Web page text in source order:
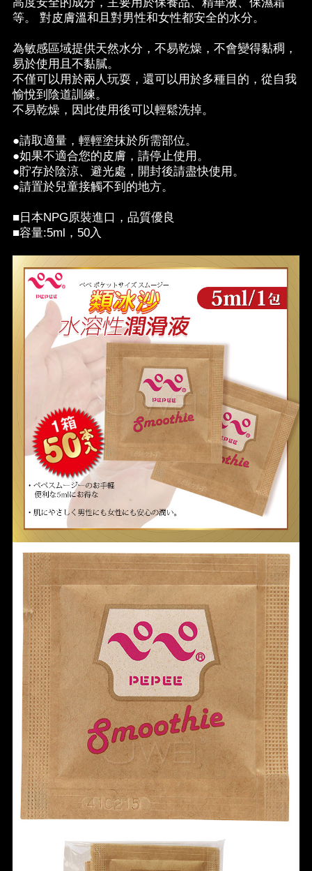
等。 對皮膚溫和且對男性和女性都安全的水分。
為敏感區域提供天然水分，不易乾燥，不會變得黏稠，
易於使用且不黏膩。
不僅可以用於兩人玩耍，還可以用於多種目的，從自我
愉悅到陰道訓練。
不易乾燥，因此使用後可以輕鬆洗掉。
●請取適量，輕輕塗抹於所需部位。
●如果不適合您的皮膚，請停止使用。
●貯存於陰涼、避光處，開封後請盡快使用。
●請置於兒童接觸不到的地方。
■日本NPG原裝進口，品質優良
■容量:5ml，50入